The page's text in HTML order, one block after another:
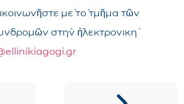
μὲ τὸ τμῆμα τῶν
στὴν ἠλεκτρονικὴ